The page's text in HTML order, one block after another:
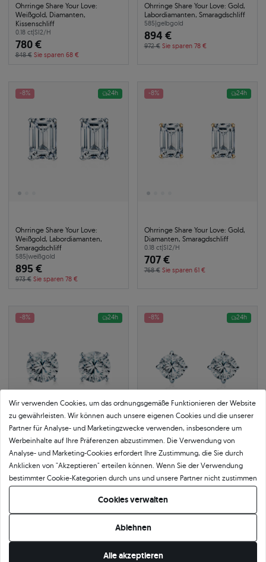
Ohrringe Share Your Love:
Weißgold, Diamanten,
Kissenschliff
0.18 ct|SI2/H
780 €
848 € Sie sparen 68 €
Ohrringe Share Your Love: Gold,
Labordiamanten, Smaragdschliff
585|gelbgold
894 €
972 € Sie sparen 78 €
-8% 24h
Ohrringe Share Your Love:
Weißgold, Labordiamanten,
Smaragdschliff
585|weißgold
895 €
973 € Sie sparen 78 €
-8% 24h
Ohrringe Share Your Love: Gold,
Diamanten, Smaragdschliff
0.18 ct|SI2/H
707 €
768 € Sie sparen 61 €
-8% 24h
Ohrringe Share Your Love:
Weißgold, Diamanten
627 €
-8% 24h
Ohrringe The Light: Weißgold,
Diamanten
604 €
24h
-8%
Bestseller
Wir verwenden Cookies, um das ordnungsgemäße Funktionieren der Website
zu gewährleisten. Wir können auch unsere eigenen Cookies und die unserer
Partner für Analyse- und Marketingzwecke verwenden, insbesondere um
Werbeinhalte auf Ihre Präferenzen abzustimmen. Die Verwendung von
Analyse- und Marketing-Cookies erfordert Ihre Zustimmung, die Sie durch
Anklicken von "Akzeptieren" erteilen können. Wenn Sie der Verwendung
bestimmter Cookie-Kategorien durch uns und unsere Partner nicht zustimmen
möchten, klicken Sie auf "Lassen Sie mich wählen" und bestimmen Sie Ihre
Präferenzen. Sie können Ihre Zustimmung jederzeit widerrufen, indem Sie
Ihre Cookie-Einstellungen ändern.
Cookies verwalten
Ablehnen
Alle akzeptieren